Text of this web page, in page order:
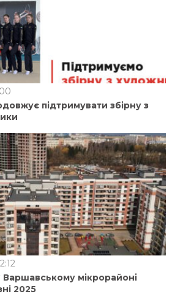
підтримувати збірну з
Варшавському мікрорайоні
2025